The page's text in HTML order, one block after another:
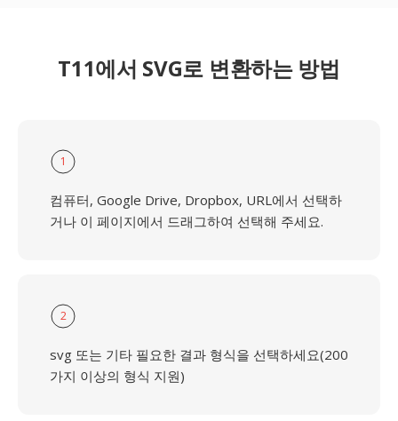
T11에서 SVG로 변환하는 방법
1
컴퓨터, Google Drive, Dropbox, URL에서 선택하
거나 이 페이지에서 드래그하여 선택해 주세요.
2
svg 또는 기타 필요한 결과 형식을 선택하세요(200
가지 이상의 형식 지원)